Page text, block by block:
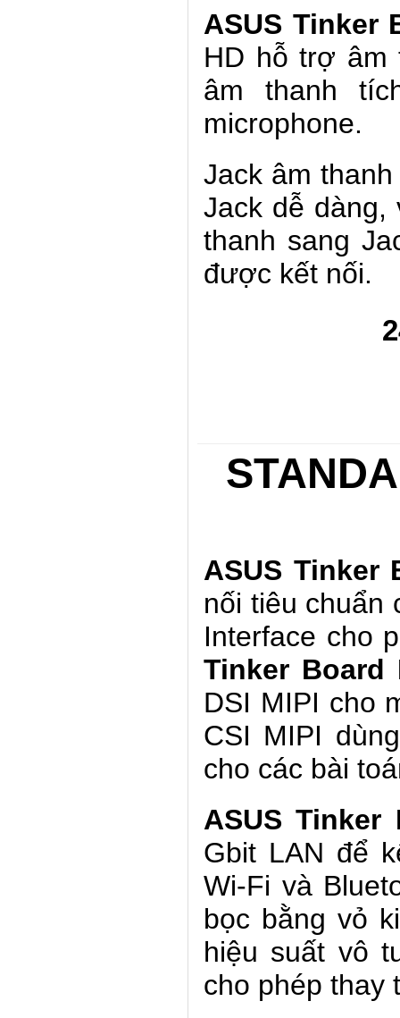
ASUS Tinker
HD hỗ trợ âm
âm thanh
microphone.
Jack âm
Jack dễ
thanh sang
được kết nối.
ASUS Tinker
nối tiêu chuẩn
Interface cho
Tinker Board
DSI MIPI cho
CSI MIPI
cho các bài
ASUS Tinker
Gbit LAN để
Wi-Fi và
bọc bằng vỏ
hiệu suất vô
cho phép thay